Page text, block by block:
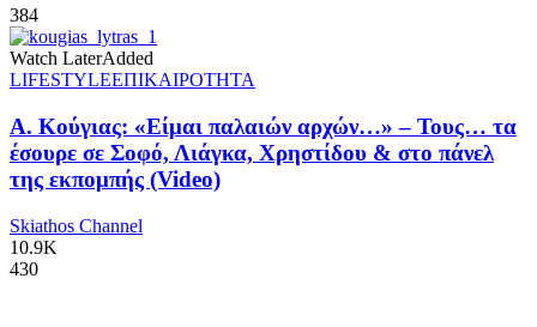
384
Watch LaterAdded
LIFESTYLEΕΠΙΚΑΙΡΟΤΗΤΑ
Α. Κούγιας: «Είμαι παλαιών αρχών…» – Τους… τα
έσουρε σε Σοφό, Λιάγκα, Χρηστίδου & στο πάνελ
της εκπομπής (Video)
Skiathos Channel
10.9K
430